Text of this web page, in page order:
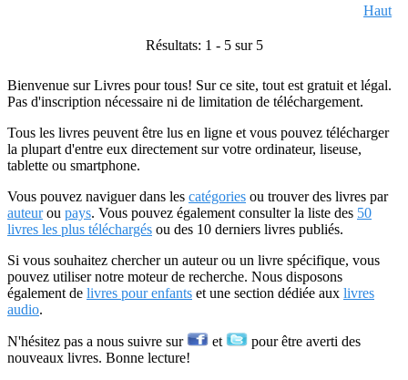
Haut
Résultats: 1 - 5 sur 5
Bienvenue sur Livres pour tous! Sur ce site, tout est gratuit et légal.
Pas d'inscription nécessaire ni de limitation de téléchargement.
Tous les livres peuvent être lus en ligne et vous pouvez télécharger
la plupart d'entre eux directement sur votre ordinateur, liseuse,
tablette ou smartphone.
Vous pouvez naviguer dans les catégories ou trouver des livres par
auteurou pays. Vous pouvez également consulter la liste des 50
livres les plus téléchargés ou des 10 derniers livres publiés.
Si vous souhaitez chercher un auteur ou un livre spécifique, vous
pouvez utiliser notre moteur de recherche. Nous disposons
également de livres pour enfants et une section dédiée aux livres
audio.
N'hésitez pas a nous suivre sur et
pour être averti des
nouveaux livres. Bonne lecture!